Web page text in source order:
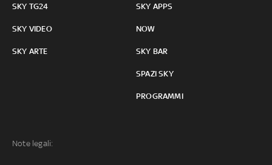
SKY TG24
SKY VIDEO
SKY ARTE
SKY APPS
NOW
SKY BAR
SPAZI SKY
PROGRAMMI
Note legali: